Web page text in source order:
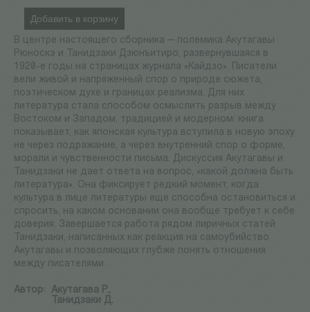
Добавить в корзину
В центре настоящего сборника — полемика Акутагавы
Рюноскэ и Танидзаки Дзюнъитиро, развернувшаяся в
1920-е годы на страницах журнала «Кайдзо». Писатели
вели живой и напряженный спор о природе сюжета,
поэтическом духе и границах реализма. Для них
литература стала способом осмыслить разрыв между
Востоком и Западом, традицией и модерном: книга
показывает, как японская культура вступила в новую эпоху
не через подражание, а через внутренний спор о форме,
морали и чувственности письма. Дискуссия Акутагавы и
Танидзаки не дает ответа на вопрос, «какой должна быть
литература». Она фиксирует редкий момент, когда
культура в лице литературы еще способна остановиться и
спросить, на каком основании она вообще требует к себе
доверия. Завершается работа рядом лиричных статей
Танидзаки, написанных как реакция на самоубийство
Акутагавы и позволяющих глубже понять отношения
между писателями.
Автор:
Акутагава Р.,
Танидзаки Д.